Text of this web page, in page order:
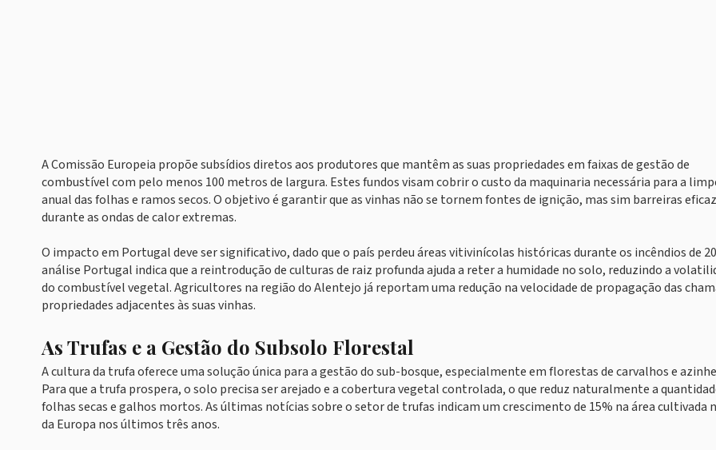
A Comissão Europeia propõe subsídios diretos aos produtores que mantêm as suas propriedades em faixas de gestão de
combustível com pelo menos 100 metros de largura. Estes fundos visam cobrir o custo da maquinaria necessária para a
anual das folhas e ramos secos. O objetivo é garantir que as vinhas não se tornem fontes de ignição, mas sim barreiras
durante as ondas de calor extremas.
O impacto em Portugal deve ser significativo, dado que o país perdeu áreas vitivinícolas históricas durante os incêndios de
análise Portugal indica que a reintrodução de culturas de raiz profunda ajuda a reter a humidade no solo, reduzindo a
do combustível vegetal. Agricultores na região do Alentejo já reportam uma redução na velocidade de propagação das
propriedades adjacentes às suas vinhas.
As Trufas e a Gestão do Subsolo Florestal
A cultura da trufa oferece uma solução única para a gestão do sub-bosque, especialmente em florestas de carvalhos e
Para que a trufa prospera, o solo precisa ser arejado e a cobertura vegetal controlada, o que reduz naturalmente a
folhas secas e galhos mortos. As últimas notícias sobre o setor de trufas indicam um crescimento de 15% na área cultivada
da Europa nos últimos três anos.